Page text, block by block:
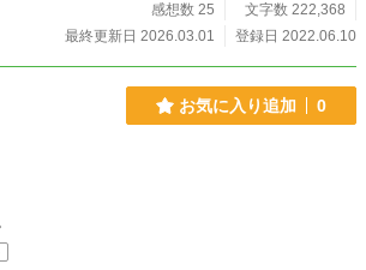
長をしていました。 ● 基本的にはおふざけ多め、たま
アス。 ● 残酷な描写や性的な描写はほとんどありませ
感想数 25
文字数 222,368
最終更新日 2026.03.01
登録日 2022.06.10
お気に入り追加 0